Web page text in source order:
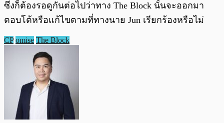
ซึ่งก็ต้องรอดูกันต่อไปว่าทาง The Block นั้นจะออกมา
ตอบโต้หรือแก้ไขตามที่ทางนาย Jun เรียกร้องหรือไม่
CP omise The Block